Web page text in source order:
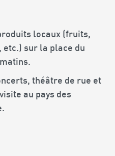
locaux (fruits,
sur la place du
théâtre de rue et
au pays des